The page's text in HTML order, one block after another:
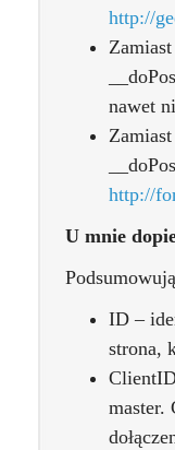
http://
nawet
http://
U mnie
ID –
strona,
master.